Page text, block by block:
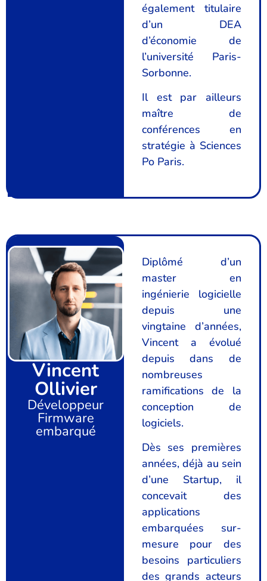
également titulaire
d’un DEA
d’économie de
l’université Paris-
Sorbonne.
Il est par ailleurs
maître de
conférences en
stratégie à Sciences
Po Paris.
Vincent
Ollivier
Développeur
Firmware
embarqué
Diplômé d’un
master en
ingénierie logicielle
depuis une
vingtaine d’années,
Vincent a évolué
depuis dans de
nombreuses
ramifications de la
conception de
logiciels.
Dès ses premières
années, déjà au sein
d’une Startup, il
concevait des
applications
embarquées sur-
mesure pour des
besoins particuliers
des grands acteurs